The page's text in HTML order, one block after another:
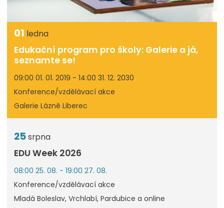
01 ledna
Edukační program pro školy: Galerie a já,
seznamte se!
09:00 01. 01. 2019 - 14:00 31. 12. 2030
Konference/vzdělávací akce
Galerie Lázně Liberec
25srpna
EDU Week 2026
08:00 25. 08. - 19:00 27. 08.
Konference/vzdělávací akce
Mladá Boleslav, Vrchlabí, Pardubice a online